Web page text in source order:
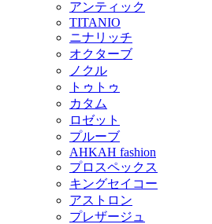
アンティック
TITANIO
ニナリッチ
オクターブ
ノクル
トゥトゥ
カタム
ロゼット
プルーブ
AHKAH fashion
プロスペックス
キングセイコー
アストロン
プレザージュ